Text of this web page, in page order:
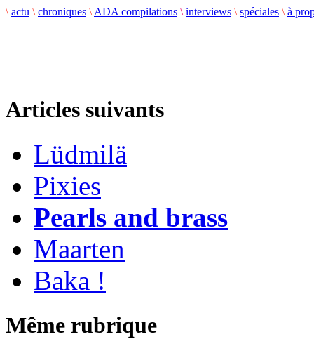
\ actu \ chroniques \ ADA compilations \ interviews \ spéciales \ à
Articles suivants
Lüdmilä
Pixies
Pearls and brass
Maarten
Baka !
Même rubrique